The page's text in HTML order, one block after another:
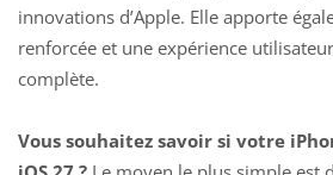
innovations d’Apple. Elle apporte
renforcée et une expérience
complète.
Vous souhaitez savoir si votre